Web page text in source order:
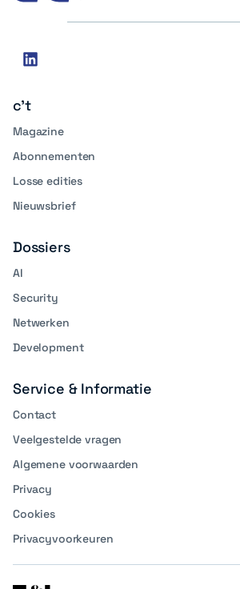
Social
linkedin
c't
Magazine
Abonnementen
Losse edities
Nieuwsbrief
Dossiers
AI
Security
Netwerken
Development
Service & Informatie
Contact
Veelgestelde vragen
Algemene voorwaarden
Privacy
Cookies
Privacyvoorkeuren